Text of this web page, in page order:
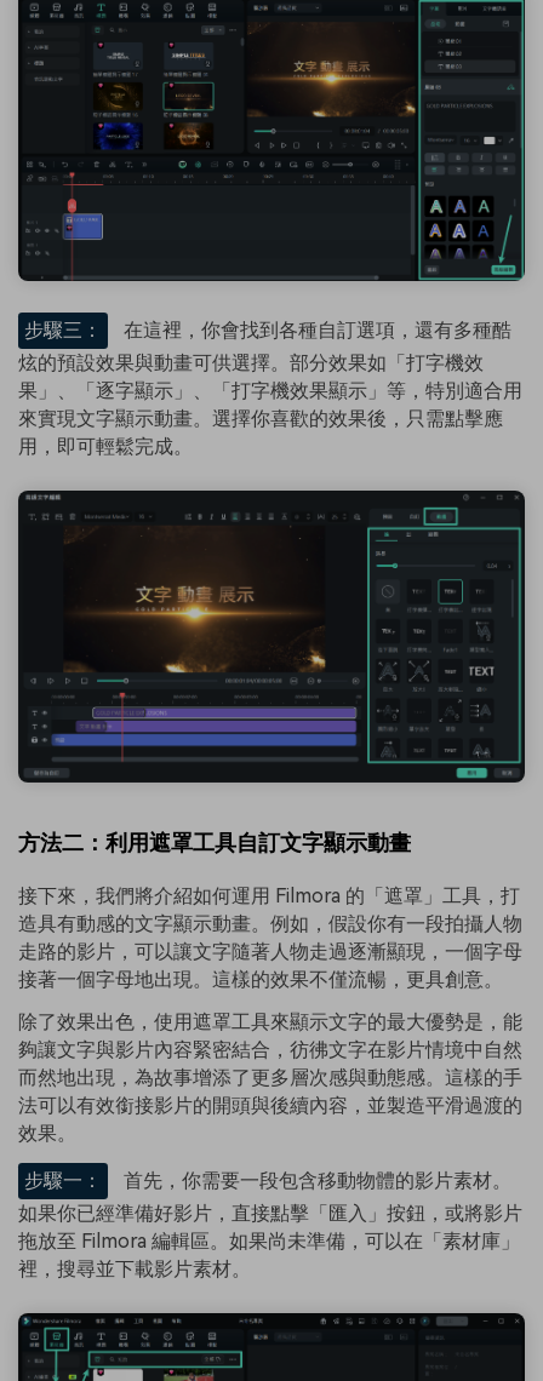
步驟三：
在這裡，你會找到各種自訂選項，還有多種酷
炫的預設效果與動畫可供選擇。部分效果如「打字機效
果」、「逐字顯示」、「打字機效果顯示」等，特別適合用
來實現文字顯示動畫。選擇你喜歡的效果後，只需點擊應
用，即可輕鬆完成。
方法二：利用遮罩工具自訂文字顯示動畫
接下來，我們將介紹如何運用 Filmora 的「遮罩」工具，打
造具有動感的文字顯示動畫。例如，假設你有一段拍攝人物
走路的影片，可以讓文字隨著人物走過逐漸顯現，一個字母
接著一個字母地出現。這樣的效果不僅流暢，更具創意。
除了效果出色，使用遮罩工具來顯示文字的最大優勢是，能
夠讓文字與影片內容緊密結合，彷彿文字在影片情境中自然
而然地出現，為故事增添了更多層次感與動態感。這樣的手
法可以有效銜接影片的開頭與後續內容，並製造平滑過渡的
效果。
步驟一：
首先，你需要一段包含移動物體的影片素材。
如果你已經準備好影片，直接點擊「匯入」按鈕，或將影片
拖放至 Filmora 編輯區。如果尚未準備，可以在「素材庫」
裡，搜尋並下載影片素材。